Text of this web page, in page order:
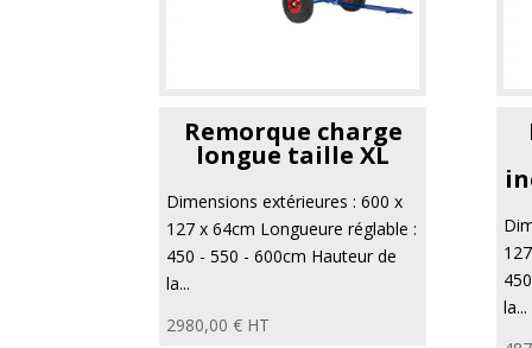
Remorque charge
longue taille XL
Dimensions extérieures : 600 x
127 x 64cm Longueure réglable :
450 - 550 - 600cm Hauteur de
la...
2980,00€ HT
la...